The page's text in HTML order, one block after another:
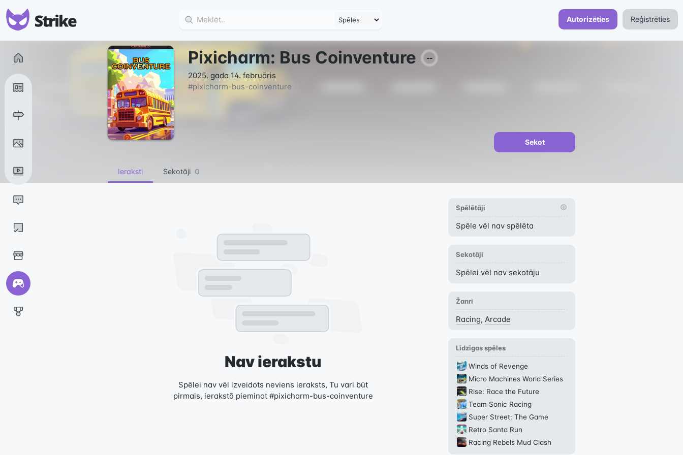
Autorizēties Reģistrēties
Pixicharm: Bus Coinventure --
2025. gada 14. februāris
#pixicharm-bus-coinventure
Sekot
Ieraksti Sekotāji 0
Nav ierakstu
Spēlei nav vēl izveidots neviens ieraksts, Tu vari būt
pirmais, ierakstā pieminot #pixicharm-bus-coinventure
Spēlētāji
Spēle vēl nav spēlēta
Sekotāji
Spēlei vēl nav sekotāju
Žanri
Racing, Arcade
Līdzīgas spēles
Winds of Revenge
Micro Machines World Series
Rise: Race the Future
Team Sonic Racing
Super Street: The Game
Retro Santa Run
Racing Rebels Mud Clash